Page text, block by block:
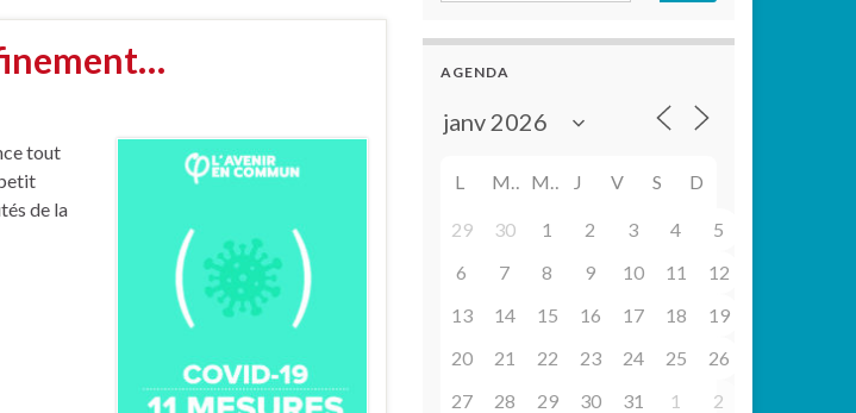
tout
de la
AGENDA
L M M J V S D
29 30 1 2 3 4
5
6
7 8 9 10 11
12
13
14 15 16 17 18
19
20
21 22 23 24 25
26
27
28 29 30 31 1 2